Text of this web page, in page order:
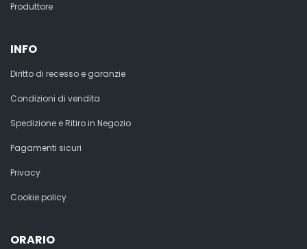
Produttore
INFO
Diritto di recesso e garanzie
Condizioni di vendita
Spedizione e Ritiro in Negozio
Pagamenti sicuri
Privacy
Cookie policy
ORARIO